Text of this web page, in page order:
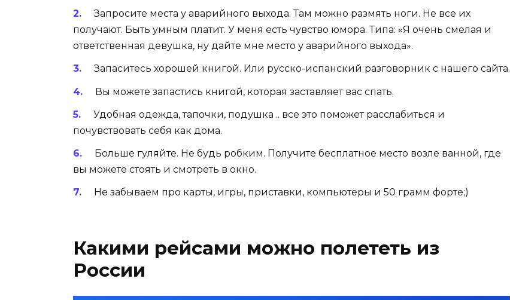
Запросите места у аварийного выхода. Там можно размять ноги. Не все их
получают. Быть умным платит. У меня есть чувство юмора. Типа: «Я очень смелая и
ответственная девушка, ну дайте мне место у аварийного выхода».
Запаситесь хорошей книгой. Или русско-испанский разговорник с нашего сайта.
Вы можете запастись книгой, которая заставляет вас спать.
Удобная одежда, тапочки, подушка .. все это поможет расслабиться и
почувствовать себя как дома.
Больше гуляйте. Не будь робким. Получите бесплатное место возле ванной, где
вы можете стоять и смотреть в окно.
Не забываем про карты, игры, приставки, компьютеры и 50 грамм форте;)
Какими рейсами можно полететь из
России